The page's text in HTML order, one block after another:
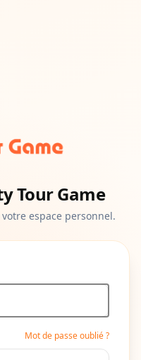
Tour Game
espace personnel.
Mot de passe oublié ?